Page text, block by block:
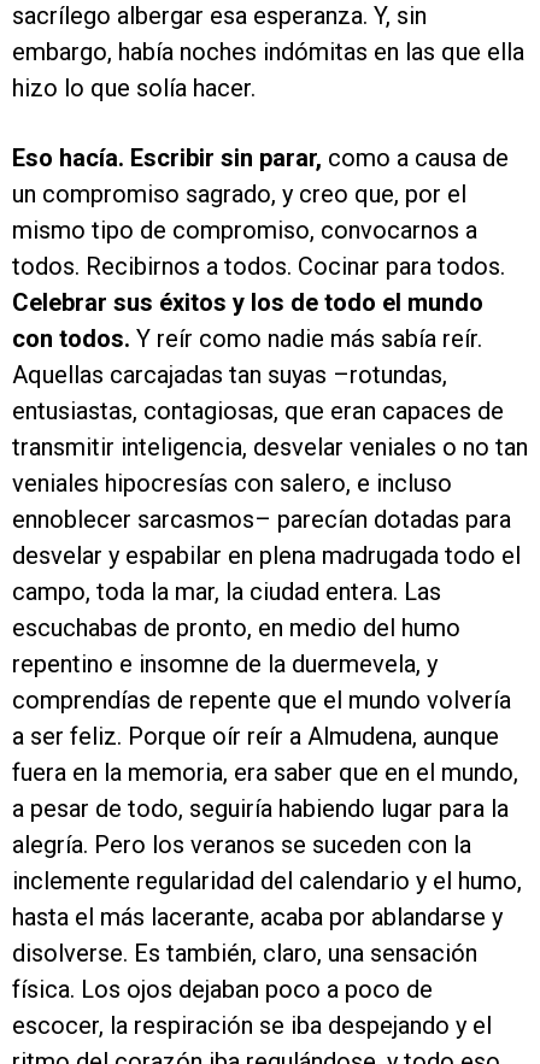
sacrílego albergar esa esperanza. Y, sin
embargo, había noches indómitas en las que ella
hizo lo que solía hacer.
Eso hacía. Escribir sin parar, como a causa de
un compromiso sagrado, y creo que, por el
mismo tipo de compromiso, convocarnos a
todos. Recibirnos a todos. Cocinar para todos.
Celebrar sus éxitos y los de todo el mundo
con todos. Y reír como nadie más sabía reír.
Aquellas carcajadas tan suyas –rotundas,
entusiastas, contagiosas, que eran capaces de
transmitir inteligencia, desvelar veniales o no tan
veniales hipocresías con salero, e incluso
ennoblecer sarcasmos– parecían dotadas para
desvelar y espabilar en plena madrugada todo el
campo, toda la mar, la ciudad entera. Las
escuchabas de pronto, en medio del humo
repentino e insomne de la duermevela, y
comprendías de repente que el mundo volvería
a ser feliz. Porque oír reír a Almudena, aunque
fuera en la memoria, era saber que en el mundo,
a pesar de todo, seguiría habiendo lugar para la
alegría. Pero los veranos se suceden con la
inclemente regularidad del calendario y el humo,
hasta el más lacerante, acaba por ablandarse y
disolverse. Es también, claro, una sensación
física. Los ojos dejaban poco a poco de
escocer, la respiración se iba despejando y el